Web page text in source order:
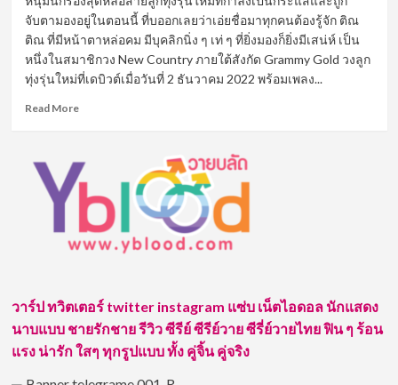
จับตามองอยู่ในตอนนี้ ที่บออกเลยว่าเอ่ยชื่อมาทุกคนต้องรู้จัก ติณ
ติณ ที่มีหน้าตาหล่อคม มีบุคลิกนิ่ง ๆ เท่ ๆ ที่ยิ่งมองก็ยิ่งมีเสน่ห์ เป็น
หนึ่งในสมาชิกวง New Country ภายใต้สังกัด Grammy Gold วงลูก
ทุ่งรุ่นใหม่ที่เดบิวต์เมื่อวันที่ 2 ธันวาคม 2022 พร้อมเพลง...
Read MoreRead
ติณ
หล่อ
จาก
นิว
เกิน
ต้าน
จน
สาว
วาร์ป ทวิตเตอร์ twitter instagram แซ่บ เน็ตไอดอล นักแสดง
นาบแบบ ชายรักชาย รีวิว ซีรีย์ ซีรีย์วาย ซีรี่ย์วายไทย ฟิน ๆ ร้อน
แรง น่ารัก ใสๆ ทุกรูปแบบ ทั้ง คู่จิ้น คู่จริง